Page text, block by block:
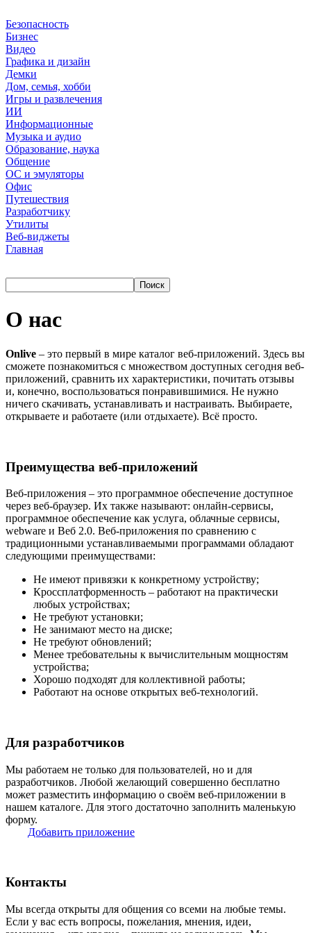
Безопасность
Бизнес
Видео
Графика и дизайн
Демки
Дом, семья, хобби
Игры и развлечения
ИИ
Информационные
Музыка и аудио
Образование, наука
Общение
ОС и эмуляторы
Офис
Путешествия
Разработчику
Утилиты
Веб-виджеты
Главная
О нас
Onlive – это первый в мире каталог веб-приложений. Здесь вы
сможете познакомиться с множеством доступных сегодня веб-
приложений, сравнить их характеристики, почитать отзывы
и, конечно, воспользоваться понравившимися. Не нужно
ничего скачивать, устанавливать и настраивать. Выбираете,
открываете и работаете (или отдыхаете). Всё просто.
Преимущества веб-приложений
Веб-приложения – это программное обеспечение доступное
через веб-браузер. Их также называют: онлайн-сервисы,
программное обеспечение как услуга, облачные сервисы,
webware и Веб 2.0. Веб-приложения по сравнению с
традиционными устанавливаемыми программами обладают
следующими преимуществами:
Не имеют привязки к конкретному устройству;
Кроссплатформенность – работают на практически
любых устройствах;
Не требуют установки;
Не занимают место на диске;
Не требуют обновлений;
Менее требовательны к вычислительным мощностям
устройства;
Хорошо подходят для коллективной работы;
Работают на основе открытых веб-технологий.
Для разработчиков
Мы работаем не только для пользователей, но и для
разработчиков. Любой желающий совершенно бесплатно
может разместить информацию о своём веб-приложении в
нашем каталоге. Для этого достаточно заполнить маленькую
форму.
Добавить приложение
Контакты
Мы всегда открыты для общения со всеми на любые темы.
Если у вас есть вопросы, пожелания, мнения, идеи,